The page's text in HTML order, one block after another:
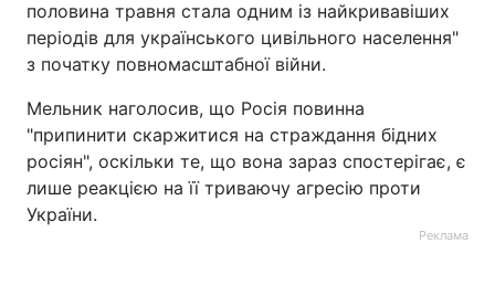
половина травня стала одним із найкривавіших
періодів для українського цивільного населення"
з початку повномасштабної війни.
Мельник наголосив, що Росія повинна
"припинити скаржитися на страждання бідних
росіян", оскільки те, що вона зараз спостерігає, є
лише реакцією на її триваючу агресію проти
України.
Реклама